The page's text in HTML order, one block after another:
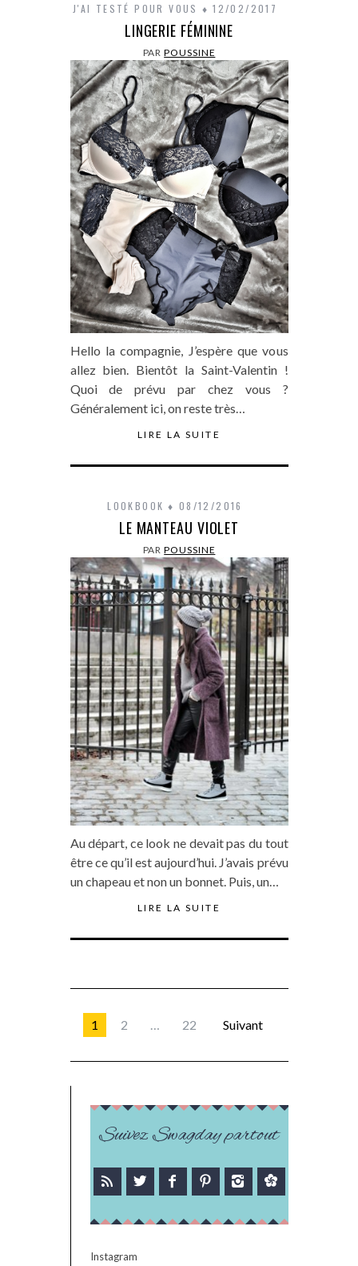
J'AI TESTÉ POUR VOUS 12/02/2017
LINGERIE FÉMININE
PARPOUSSINE
Hello la compagnie, J’espère que vous
allez bien. Bientôt la Saint-Valentin !
Quoi de prévu par chez vous ?
Généralement ici, on reste très…
LIRE LA SUITE
LOOKBOOK 08/12/2016
LE MANTEAU VIOLET
PARPOUSSINE
Au départ, ce look ne devait pas du tout
être ce qu’il est aujourd’hui. J’avais prévu
un chapeau et non un bonnet. Puis, un…
LIRE LA SUITE
1 2 22 Suivant
Suivez Swagday partout
Instagram